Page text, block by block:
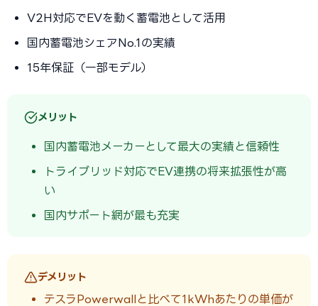
V2H対応でEVを動く蓄電池として活用
国内蓄電池シェアNo.1の実績
15年保証（一部モデル）
メリット
国内蓄電池メーカーとして最大の実績と信頼性
トライブリッド対応でEV連携の将来拡張性が高
い
国内サポート網が最も充実
デメリット
テスラPowerwallと比べて1kWhあたりの単価が